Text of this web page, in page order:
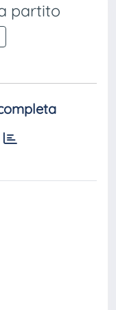
partito